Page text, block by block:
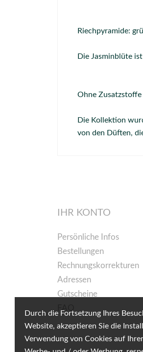
Durch die Fortsetzung Ihres
Website, akzeptieren Sie die
Verwendung von Cookies auf
Riechpyramide:
Die Jasminblüte
Ohne
Die Kollektion
von den Düften,
IHR KONTO
Persönliche Infos
Bestellungen
Rechnungskorrekturen
Adressen
Gutscheine